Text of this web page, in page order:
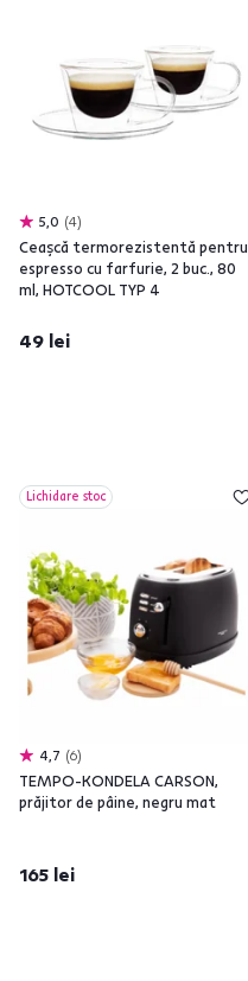
5,0 4
Ceaşcă termorezistentă pentru
espresso cu farfurie, 2 buc., 80
ml, HOTCOOL TYP 4
49 lei
Lichidare stoc
4,7 6
TEMPO-KONDELA CARSON,
prăjitor de pâine, negru mat
165 lei